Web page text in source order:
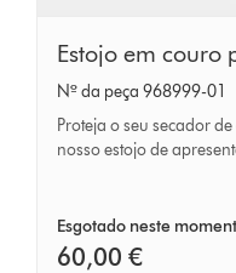
Estojo
em
couro
preto
Estojo em couro
Nº da peça 968999-01
Proteja o seu secador
nosso estojo de
Esgotado neste
60,00 €